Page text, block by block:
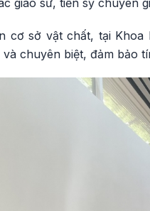
giáo sư, tiến sỹ chuyên
cơ sở vật chất, tại
chuyên biệt, đảm bảo